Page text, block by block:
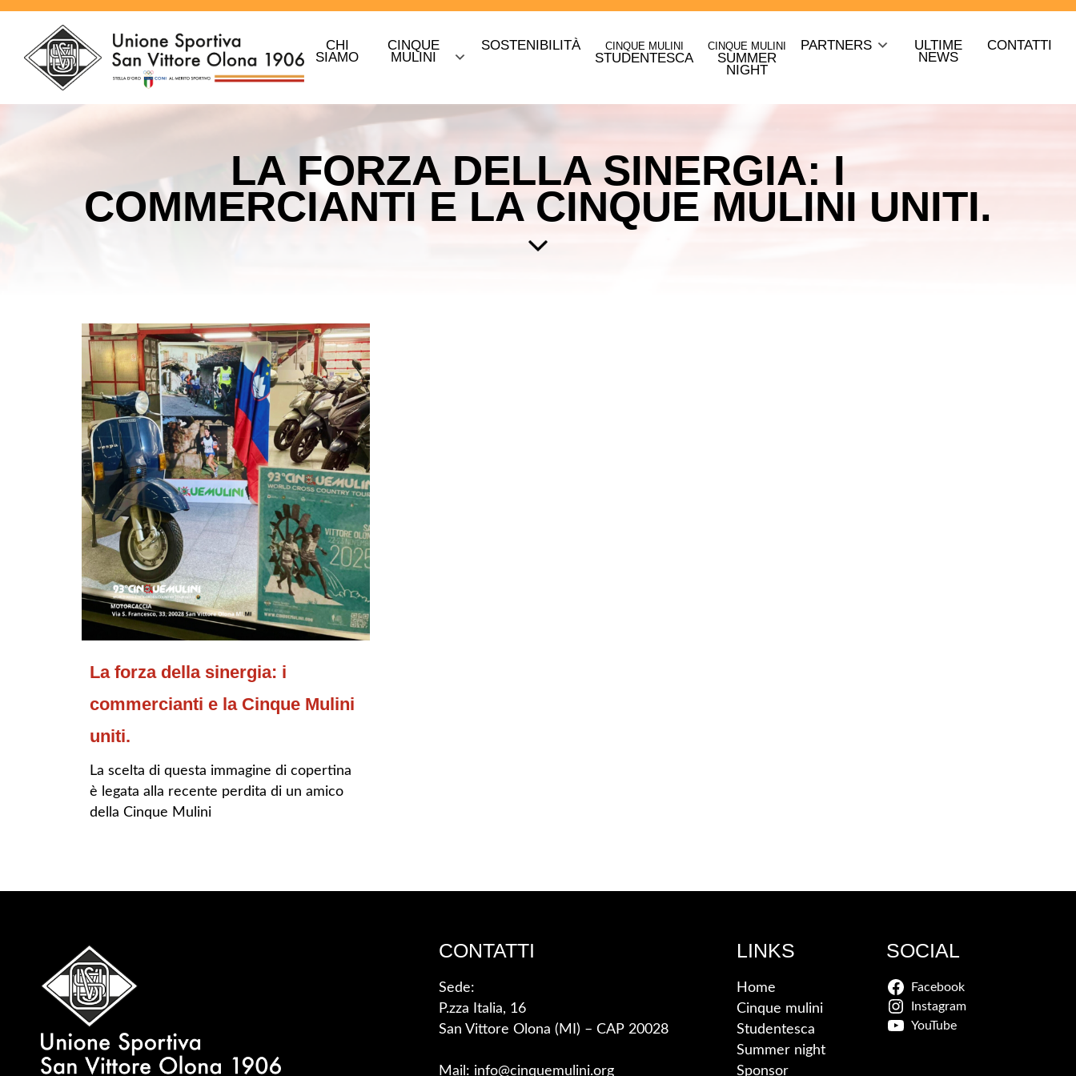
CHI
SIAMO
CINQUE
MULINI
SOSTENIBILITÀ CINQUE MULINI
STUDENTESCA
CINQUE MULINI
SUMMER
NIGHT
PARTNERS ULTIME
NEWS
CONTATTI
LA FORZA DELLA SINERGIA: I
COMMERCIANTI E LA CINQUE MULINI UNITI.
La forza della sinergia: i
commercianti e la Cinque Mulini
uniti.
La scelta di questa immagine di copertina
è legata alla recente perdita di un amico
della Cinque Mulini
CONTATTI
Sede:
P.zza Italia, 16
San Vittore Olona (MI) – CAP 20028
Mail: info@cinquemulini.org
LINKS
Home
Cinque mulini
Studentesca
Summer night
Sponsor
SOCIAL
Facebook
Instagram
YouTube